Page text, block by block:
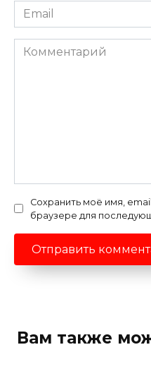
Email
*
Комментарий
Сохранить моё имя,
браузере для
Вам также